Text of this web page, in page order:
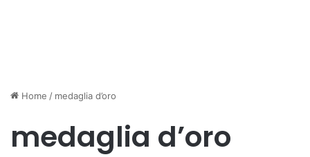
Home / medaglia d’oro
medaglia d’oro